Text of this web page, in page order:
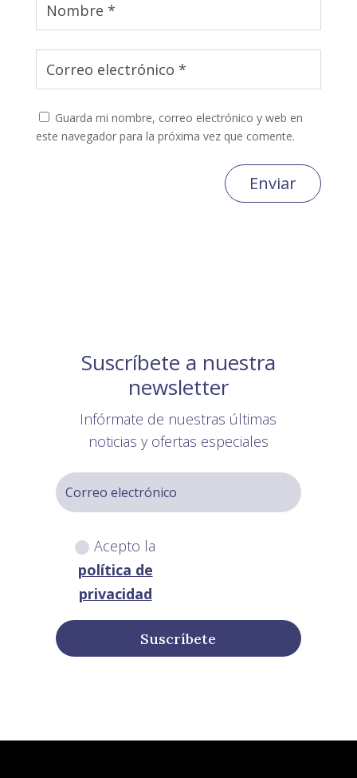
Guarda mi nombre, correo electrónico y web en
este navegador para la próxima vez que comente.
Enviar
Suscríbete a nuestra
newsletter
Infórmate de nuestras últimas
noticias y ofertas especiales
Acepto la
política de
privacidad
Suscríbete